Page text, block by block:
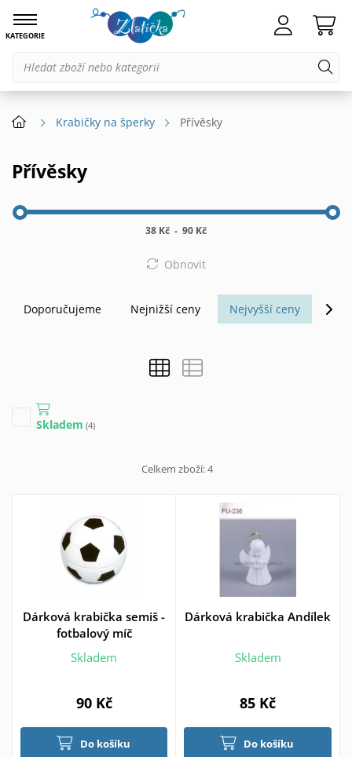
KATEGORIE
Krabičky na šperky Přívěsky
Přívěsky
38 Kč - 90 Kč
Obnovit
Doporučujeme Nejnižší ceny Nejvyšší ceny
Skladem (4)
Celkem zboží:4
Dárková krabička semiš -
fotbalový míč
Skladem
90 Kč
Do košíku
Dárková krabička Andílek
Skladem
85 Kč
Do košíku